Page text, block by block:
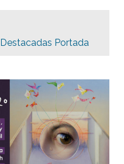
Destacadas Portada